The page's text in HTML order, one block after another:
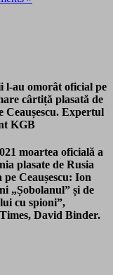
l-au omorât oficial pe
cârtiță plasată de
Ceaușescu. Expertul
KGB
moartea oficială a
plasate de Rusia
Ceaușescu: Ion
„Șobolanul” și de
cu spioni”,
David Binder.